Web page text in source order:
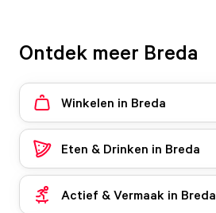
Ontdek meer Breda
Winkelen in Breda
Eten & Drinken in Breda
Actief & Vermaak in Breda